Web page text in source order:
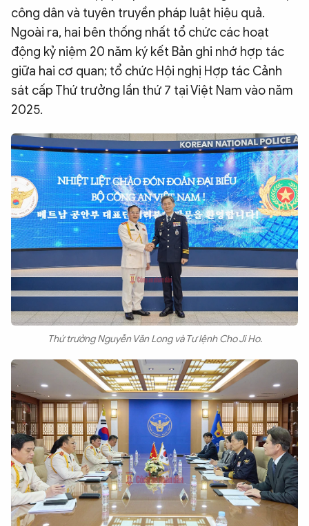
công dân và tuyên truyền pháp luật hiệu quả.
Ngoài ra, hai bên thống nhất tổ chức các hoạt
động kỷ niệm 20 năm ký kết Bản ghi nhớ hợp tác
giữa hai cơ quan; tổ chức Hội nghị Hợp tác Cảnh
sát cấp Thứ trưởng lần thứ 7 tại Việt Nam vào năm
2025.
Thứ trưởng Nguyễn Văn Long và Tư lệnh Cho Ji Ho.